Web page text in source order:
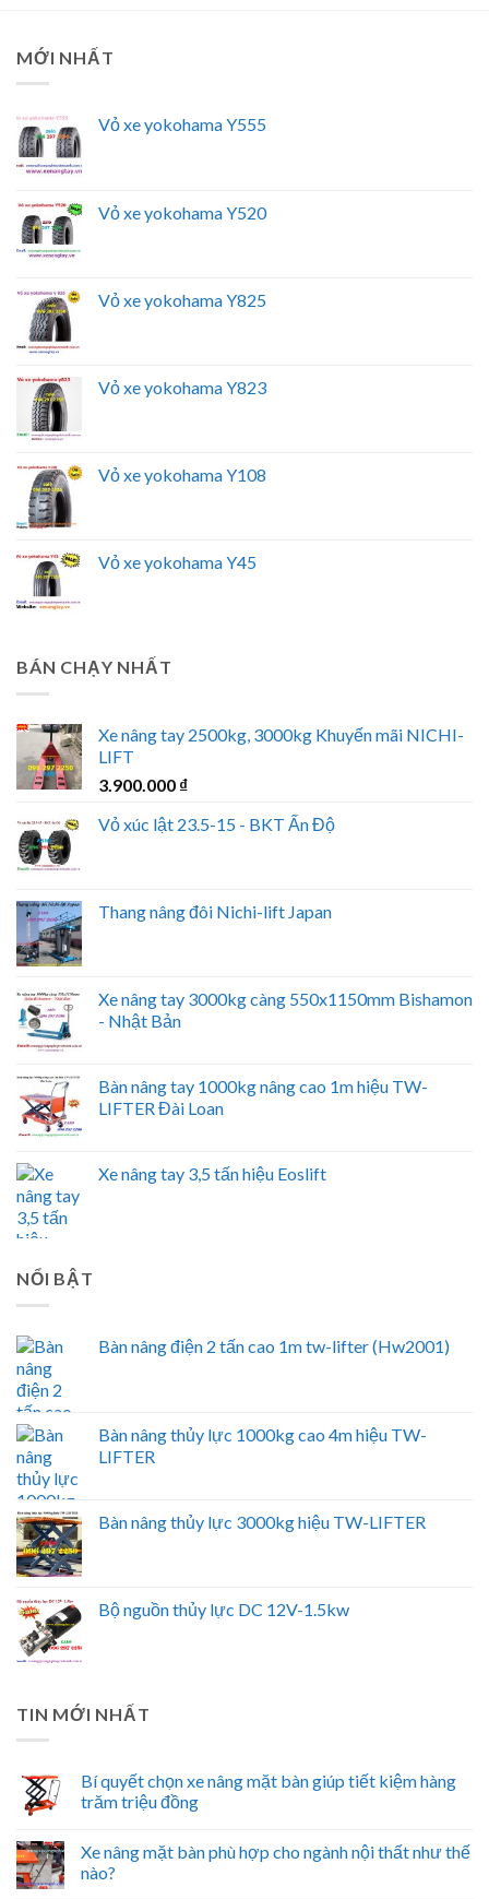
MỚI NHẤT
Vỏ xe yokohama Y555
Vỏ xe yokohama Y520
Vỏ xe yokohama Y825
Vỏ xe yokohama Y823
Vỏ xe yokohama Y108
Vỏ xe yokohama Y45
BÁN CHẠY NHẤT
Xe nâng tay 2500kg, 3000kg Khuyến mãi NICHI-
LIFT
3.900.000 ₫
Vỏ xúc lật 23.5-15 - BKT Ấn Độ
Thang nâng đôi Nichi-lift Japan
Xe nâng tay 3000kg càng 550x1150mm Bishamon
- Nhật Bản
Bàn nâng tay 1000kg nâng cao 1m hiệu TW-
LIFTER Đài Loan
Xe nâng tay 3,5 tấn hiệu Eoslift
NỔI BẬT
Bàn nâng điện 2 tấn cao 1m tw-lifter (Hw2001)
Bàn nâng thủy lực 1000kg cao 4m hiệu TW-
LIFTER
Bàn nâng thủy lực 3000kg hiệu TW-LIFTER
Bộ nguồn thủy lực DC 12V-1.5kw
TIN MỚI NHẤT
Bí quyết chọn xe nâng mặt bàn giúp tiết kiệm hàng
trăm triệu đồng
Xe nâng mặt bàn phù hợp cho ngành nội thất như thế
nào?